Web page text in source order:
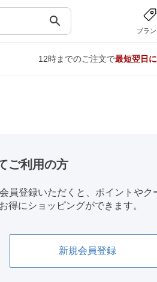
search
ブラ
12時までのご注文で最短翌日
ご利用の方
員登録いただくと、ポイントやク
得にショッピングができます。
新規会員登録